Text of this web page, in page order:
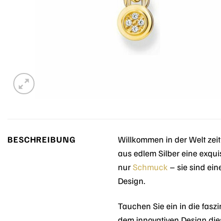
BESCHREIBUNG
Willkommen in der Welt
aus edlem Silber eine
nurSchmuck – sie sind
Design.
Tauchen Sie ein in die